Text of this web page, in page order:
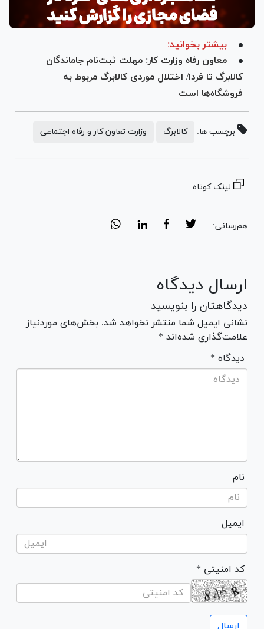
بیشتر بخوانید:
معاون رفاه وزارت کار: مهلت ثبت‌نام جاماندگان
کالابرگ تا فردا/ اختلال موردی کالابرگ مربوط به
فروشگاه‌ها است
برچسب ها: کالابرگ وزارت تعاون کار و رفاه اجتماعی
لینک کوتاه
هم‌رسانی:
ارسال دیدگاه
دیدگاهتان را بنویسید
نشانی ایمیل شما منتشر نخواهد شد. بخش‌های موردنیاز
علامت‌گذاری شده‌اند *
* دیدگاه
نام
ایمیل
* کد امنیتی